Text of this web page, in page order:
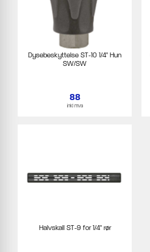
Dysebeskyttelse ST-10 1/4" Hun
SW/SW
88
inkl mva
Halvskall ST-9 for 1/4" rør